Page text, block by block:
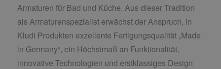
Armaturen für Bad und Küche. Aus dieser Tradition
als Armaturenspezialist erwächst der Anspruch, in
Kludi Produkten exzellente Fertigungsqualität „Made
in Germany“, ein Höchstmaß an Funktionalität,
innovative Technologien und erstklassiges Design